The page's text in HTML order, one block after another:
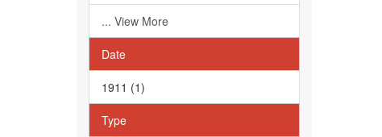
... View More
Date
1911 (1)
Type